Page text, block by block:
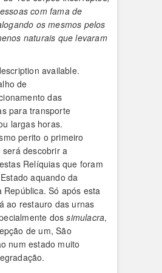
com fama de
os mesmos pelos
naturais que levaram
de
das
para transporte
largas horas.
perito o primeiro
descobrir a
Relíquias que foram
aquando da
República. Só após esta
ao restauro das urnas
dossimulacra,
de um, São
num estado muito